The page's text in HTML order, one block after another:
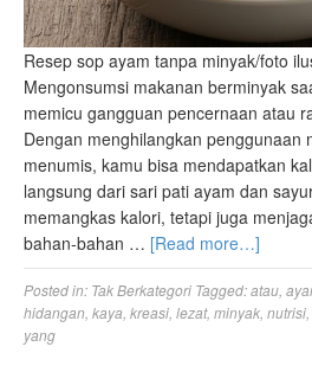
Resep sop ayam tanpa minyak/foto
Mengonsumsi makanan berminyak
memicu gangguan pencernaan atau
Dengan menghilangkan penggunaan
menumis, kamu bisa mendapatkan
langsung dari sari pati ayam dan
memangkas kalori, tetapi juga
bahan-bahan … [Read more…]
Posted in: Tak Berkategori Tagged:atau
hidangan kaya kreasi lezat, minyak nutrisi
yang